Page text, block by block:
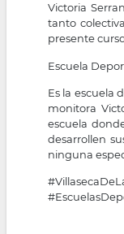
Victoria
tanto
presente
Escuela
Es la escuela
monitora
escuela
desarrollen
ninguna